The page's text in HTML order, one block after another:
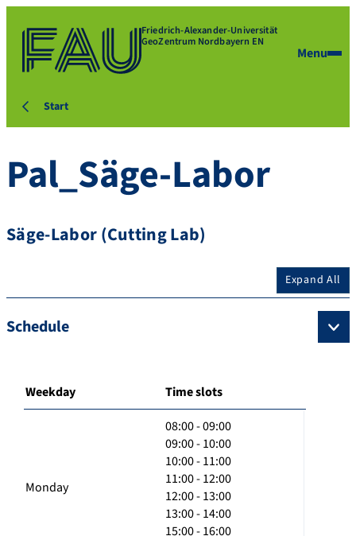
Friedrich-Alexander-Universität
GeoZentrum Nordbayern EN
Menu
Start
Pal_Säge-Labor
Säge-Labor (Cutting Lab)
Expand All
Schedule
Weekday Time slots
Monday
08:00 - 09:00
09:00 - 10:00
10:00 - 11:00
11:00 - 12:00
12:00 - 13:00
13:00 - 14:00
15:00 - 16:00